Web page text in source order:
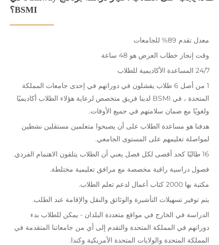
BSMI؟
معدل تقدم 89% للجامعات
وقت إنجاز خطاب العرض هو 48 ساعة
24/7 المساعدة الأكاديمية للطلاب
1 من أصل 6 طلاب يفشلون في دوراتهم في إحدى جامعات المملكة
المتحدة ، في BSMI لدينا فريق متخصص لرعاية هؤلاء الطلاب أكاديميًا
ولغويًا مع ضمان سلامتهم في جميع الأوقات.
هدفنا هو مساعدة الطلاب على أن يصبحوا متعلمين مستقلين نشطين
لمواصلة تعليمهم على المستوى الجامعي.
16 طالبًا كحد أقصى لكل فصل يعني أن الطلاب يتلقون الاهتمام الفردي.
فصول دراسية راقية مخصصة مع مرافق تعليمية مختلطة.
مكتبة بها 2000 كتاب أعمال لدعم تعلم الطلاب.
يتم توفير تسهيلات التأشيرة والوثائق والنقل والإقامة عند الطلب.
الدراسة في الخارج في مواقع متعددة البلدان - يمكن للطلاب بدء
دوراتهم في المملكة المتحدة والتقدم إلى أي من جامعاتنا المتقدمة في
المملكة المتحدة والولايات المتحدة الأمريكية وكندا.